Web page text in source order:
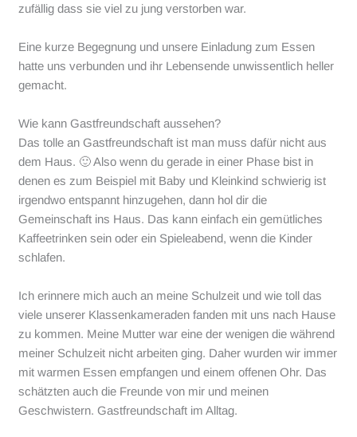
zufällig dass sie viel zu jung verstorben war.
Eine kurze Begegnung und unsere Einladung zum Essen
hatte uns verbunden und ihr Lebensende unwissentlich heller
gemacht.
Wie kann Gastfreundschaft aussehen?
Das tolle an Gastfreundschaft ist man muss dafür nicht aus
dem Haus. 🙂 Also wenn du gerade in einer Phase bist in
denen es zum Beispiel mit Baby und Kleinkind schwierig ist
irgendwo entspannt hinzugehen, dann hol dir die
Gemeinschaft ins Haus. Das kann einfach ein gemütliches
Kaffeetrinken sein oder ein Spieleabend, wenn die Kinder
schlafen.
Ich erinnere mich auch an meine Schulzeit und wie toll das
viele unserer Klassenkameraden fanden mit uns nach Hause
zu kommen. Meine Mutter war eine der wenigen die während
meiner Schulzeit nicht arbeiten ging. Daher wurden wir immer
mit warmen Essen empfangen und einem offenen Ohr. Das
schätzten auch die Freunde von mir und meinen
Geschwistern. Gastfreundschaft im Alltag.